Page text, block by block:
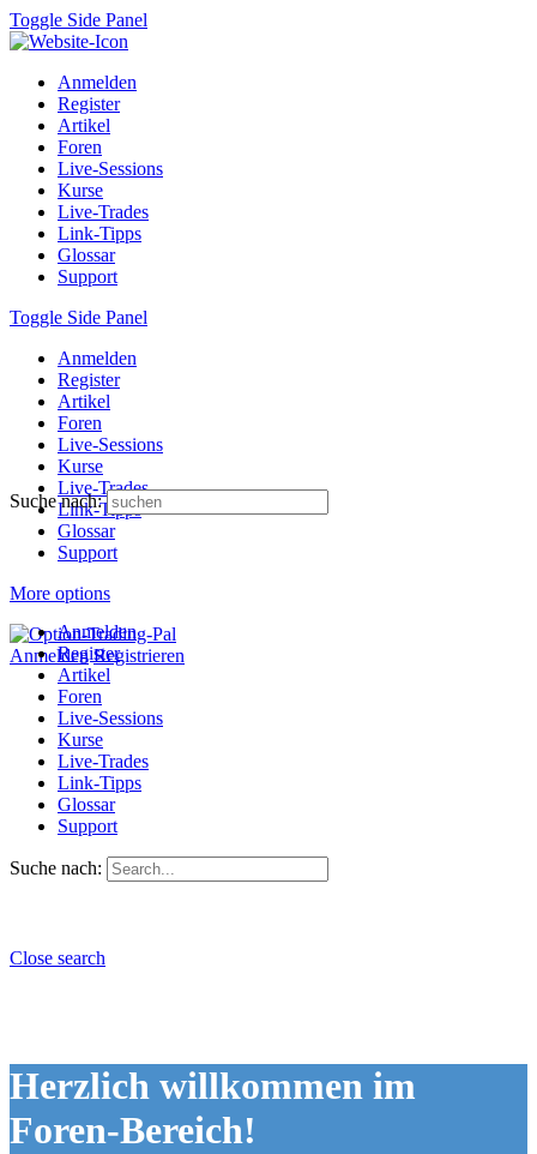
Toggle Side Panel
Anmelden
Register
Artikel
Foren
Live-Sessions
Kurse
Live-Trades
Link-Tipps
Glossar
Support
Toggle Side Panel
Anmelden
Register
Artikel
Foren
Live-Sessions
Kurse
Live-Trades
Link-Tipps
Glossar
Support
More options
Anmelden Registrieren
Suche nach:
Anmelden
Register
Artikel
Foren
Live-Sessions
Kurse
Live-Trades
Link-Tipps
Glossar
Support
Suche nach:
Close search
Herzlich willkommen im
Foren-Bereich!